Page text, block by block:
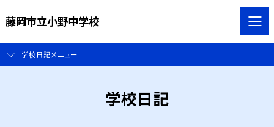
藤岡市立小野中学校
学校日記メニュー
学校日記